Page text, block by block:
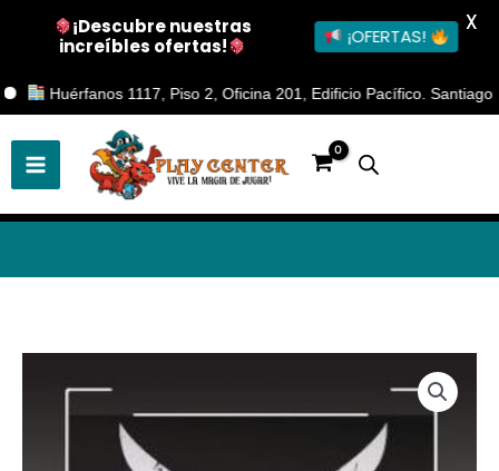
Huérfanos 1117, Piso 2, Oficina 201, Edificio Pacífico. Santiago
Ir
al
contenido
¡Descubre nuestras
increíbles ofertas!
¡OFERTAS!
X